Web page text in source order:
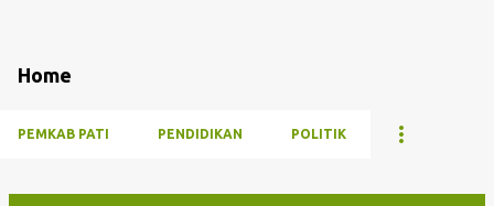
Home
PEMKAB PATI PENDIDIKAN POLITIK